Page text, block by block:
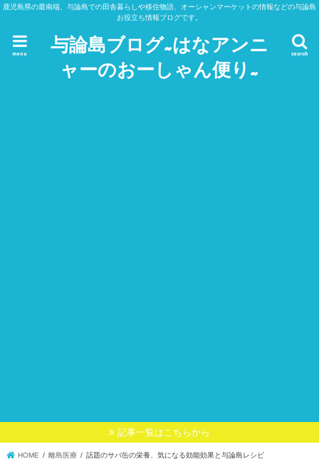
鹿児島県の最南端、与論島での田舎暮らしや移住物語、オーシャンマーケットの情報などの与論島
お役立ち情報ブログです。
与論島ブログ~はなアンニ
ャーのおーしゃん便り~
search
menu
記事一覧はこちらから
HOME 離島医療 話題のサバ缶の栄養、気になる効能効果と与論島レシピ